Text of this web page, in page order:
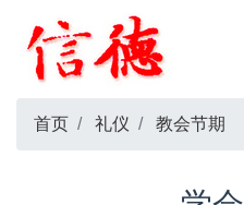
首页 礼仪 教会节期